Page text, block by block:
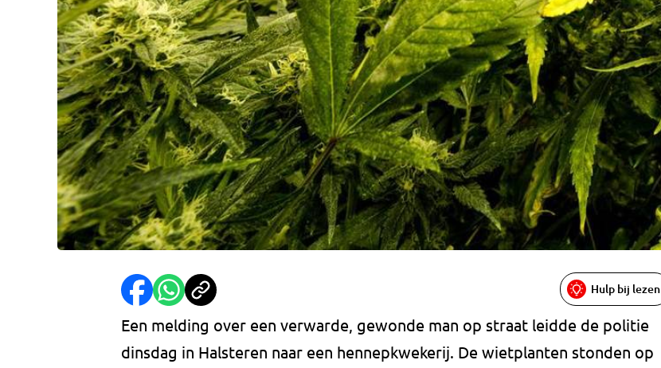
Hulp bij lezen
Een melding over een verwarde, gewonde man op straat leidde de politie
dinsdag in Halsteren naar een hennepkwekerij. De wietplanten stonden op